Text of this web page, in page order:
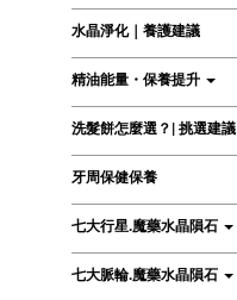
水晶淨化｜養護建議
精油能量・保養提升
洗髮餅怎麼選？| 挑選建議
牙周保健保養
七大行星.魔藥水晶隕石
七大脈輪.魔藥水晶隕石